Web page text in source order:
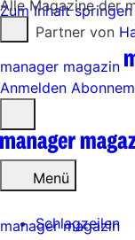
Zum Inhalt springen
Partner von
manager magazin
Anmelden
öffnen
Menü
Schlagzeilen
Alle Magazine der
manager magazin